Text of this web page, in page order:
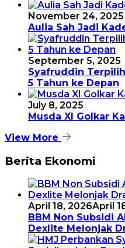
November 24, 2025
Aulia Sah Jadi
September 5, 2025
Syafruddin
5 Tahun ke Depan
July 8, 2025
Musda XI Golkar
View More
Berita Ekonomi
April 18, 2026April
BBM Non Subsidi
Dexlite Melonjak